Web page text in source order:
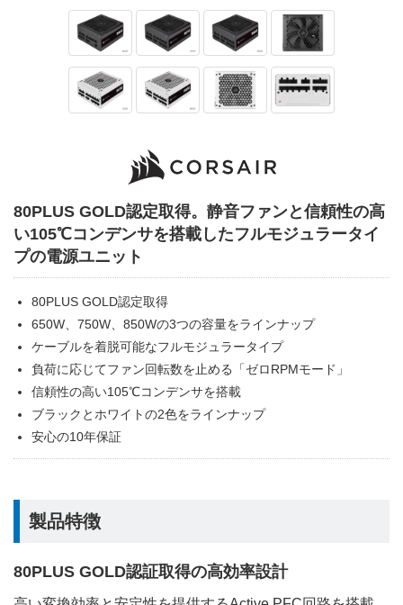
80PLUS GOLD認定取得。静音ファンと信頼性の高
い105℃コンデンサを搭載したフルモジュラータイ
プの電源ユニット
80PLUS GOLD認定取得
650W、750W、850Wの3つの容量をラインナップ
ケーブルを着脱可能なフルモジュラータイプ
負荷に応じてファン回転数を止める「ゼロRPMモード」
信頼性の高い105℃コンデンサを搭載
ブラックとホワイトの2色をラインナップ
安心の10年保証
製品特徴
80PLUS GOLD認証取得の高効率設計